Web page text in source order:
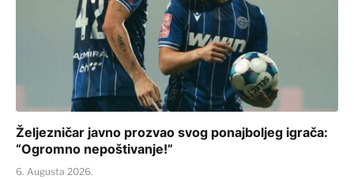
Željezničar javno prozvao svog ponajboljeg igrača:
“Ogromno nepoštivanje!”
6. Augusta 2026.